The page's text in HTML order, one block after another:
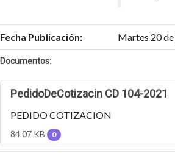
Fecha Publicación: Martes 20
Documentos:
PedidoDeCotizacin CD 104-2021
PEDIDO COTIZACION
84.07 KB 0